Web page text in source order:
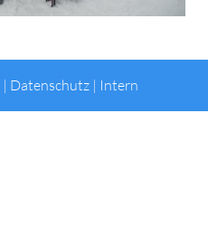
| Datenschutz | Intern